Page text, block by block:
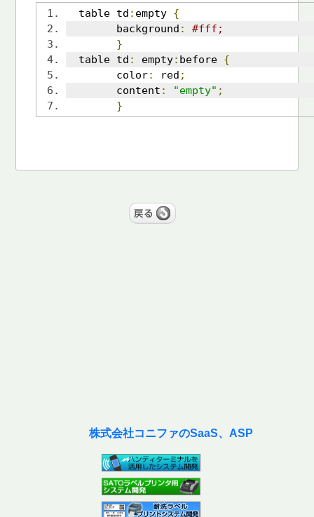
  table td
: empty {
	background
:
#fff;
}
  table td
: empty: before {
	color
: red ;
	content
: "empty" ;
}
株式会社コニファのSaaS、ASP